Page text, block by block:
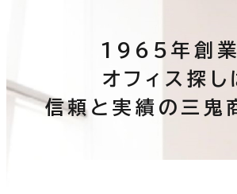
1965年創業
オフィス探し
信頼と実績の三鬼